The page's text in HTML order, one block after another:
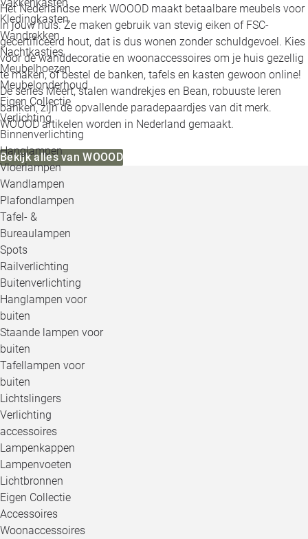
Kledingkasten
Wandrekken
Nachtkastjes
Meubelhoezen
Meubelonderhoud
Eigen Collectie
Verlichting
Binnenverlichting
Hanglampen
Vloerlampen
Wandlampen
Plafondlampen
Tafel- &
Bureaulampen
Spots
Railverlichting
Buitenverlichting
Hanglampen voor
buiten
Staande lampen voor
buiten
Tafellampen voor
buiten
Lichtslingers
Verlichting
accessoires
Lampenkappen
Lampenvoeten
Lichtbronnen
Eigen Collectie
Accessoires
Woonaccessoires
Het Nederlandse merk WOOOD maakt betaalbare meubels voor
in jouw huis. Ze maken gebruik van stevig eiken of FSC-
gecertificeerd hout, dat is dus wonen zonder schuldgevoel. Kies
voor de wanddecoratie en woonaccessoires om je huis gezellig
te maken, of bestel de banken, tafels en kasten gewoon online!
De series Meert, stalen wandrekjes en Bean, robuuste leren
banken, zijn de opvallende paradepaardjes van dit merk.
WOOOD artikelen worden in Nederland gemaakt.
Bekijk alles van WOOOD